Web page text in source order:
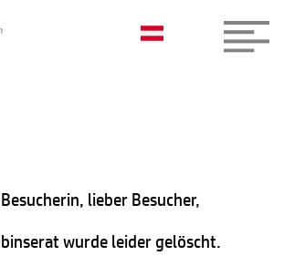
lieber Besucher,
wurde leider gelöscht.